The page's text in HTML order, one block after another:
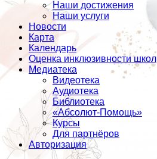
Наши достижения
Наши услуги
Новости
Карта
Календарь
Оценка инклюзивности школ
Медиатека
Видеотека
Аудиотека
Библиотека
«Абсолют-Помощь»
Курсы
Для партнёров
Авторизация